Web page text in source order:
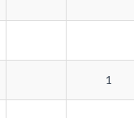
1